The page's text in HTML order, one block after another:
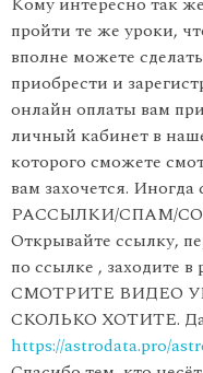
пройти те же уроки,
вполне можете
приобрести и
онлайн оплаты вам
личный кабинет в
которого сможете
вам захочется.
РАССЫЛКИ/СПАМ/
Открывайте ссылку,
по ссылке , заходите
СМОТРИТЕ ВИДЕО
СКОЛЬКО ХОТИТЕ.
https://astrodata.pro/